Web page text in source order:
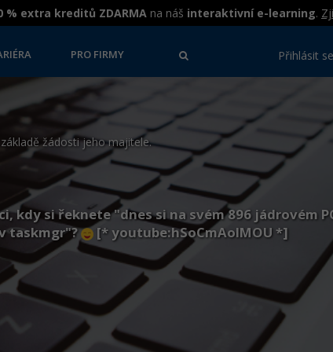
% extra kreditů ZDARMA na náš interaktivní e-learning.
PRO FIRMY Přihlásit se
žádosti jeho majitele.
kdy si řeknete "dnes si na svém 896 jádrovém
taskmgr"?
[* youtube:hSoCmAoIMOU *]